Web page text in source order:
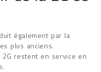
également par la
plus anciens.
restent en service en